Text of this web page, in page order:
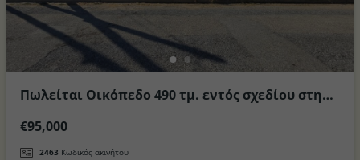
Πωλείται Οικόπεδο 490 τμ. εντός σχεδίου στην
€95,000
2463 Κωδικός ακινήτου